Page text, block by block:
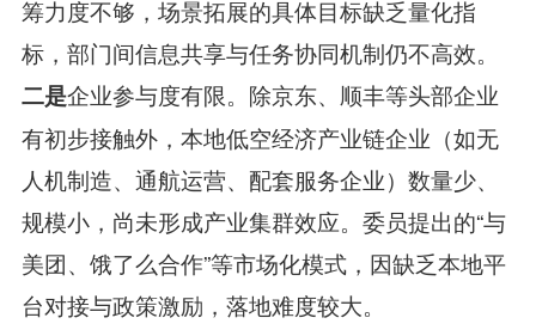
筹力度不够，场景拓展的具体目标缺乏量化指
标，部门间信息共享与任务协同机制仍不高效。
二是企业参与度有限。除京东、顺丰等头部企业
有初步接触外，本地低空经济产业链企业（如无
人机制造、通航运营、配套服务企业）数量少、
规模小，尚未形成产业集群效应。委员提出的“与
美团、饿了么合作”等市场化模式，因缺乏本地平
台对接与政策激励，落地难度较大。